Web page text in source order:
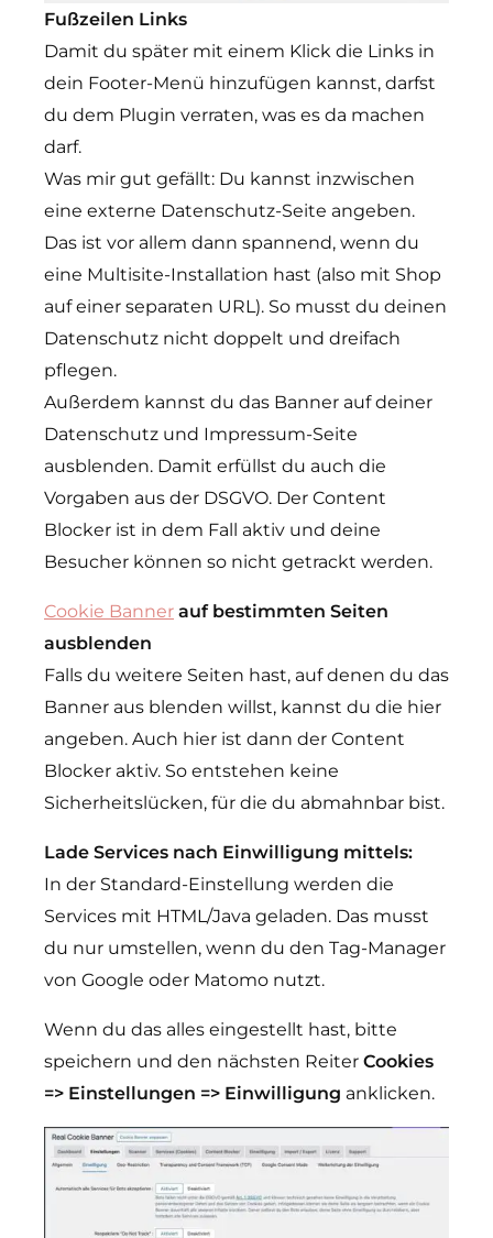
Fußzeilen Links
Damit du später mit einem Klick die Links in
dein Footer-Menü hinzufügen kannst, darfst
du dem Plugin verraten, was es da machen
darf.
Was mir gut gefällt: Du kannst inzwischen
eine externe Datenschutz-Seite angeben.
Das ist vor allem dann spannend, wenn du
eine Multisite-Installation hast (also mit Shop
auf einer separaten URL). So musst du deinen
Datenschutz nicht doppelt und dreifach
pflegen.
Außerdem kannst du das Banner auf deiner
Datenschutz und Impressum-Seite
ausblenden. Damit erfüllst du auch die
Vorgaben aus der DSGVO. Der Content
Blocker ist in dem Fall aktiv und deine
Besucher können so nicht getrackt werden.
Cookie Banner auf bestimmten Seiten
ausblenden
Falls du weitere Seiten hast, auf denen du das
Banner aus blenden willst, kannst du die hier
angeben. Auch hier ist dann der Content
Blocker aktiv. So entstehen keine
Sicherheitslücken, für die du abmahnbar bist.
Lade Services nach Einwilligung mittels:
In der Standard-Einstellung werden die
Services mit HTML/Java geladen. Das musst
du nur umstellen, wenn du den Tag-Manager
von Google oder Matomo nutzt.
Wenn du das alles eingestellt hast, bitte
speichern und den nächsten Reiter Cookies
=> Einstellungen => Einwilligung anklicken.